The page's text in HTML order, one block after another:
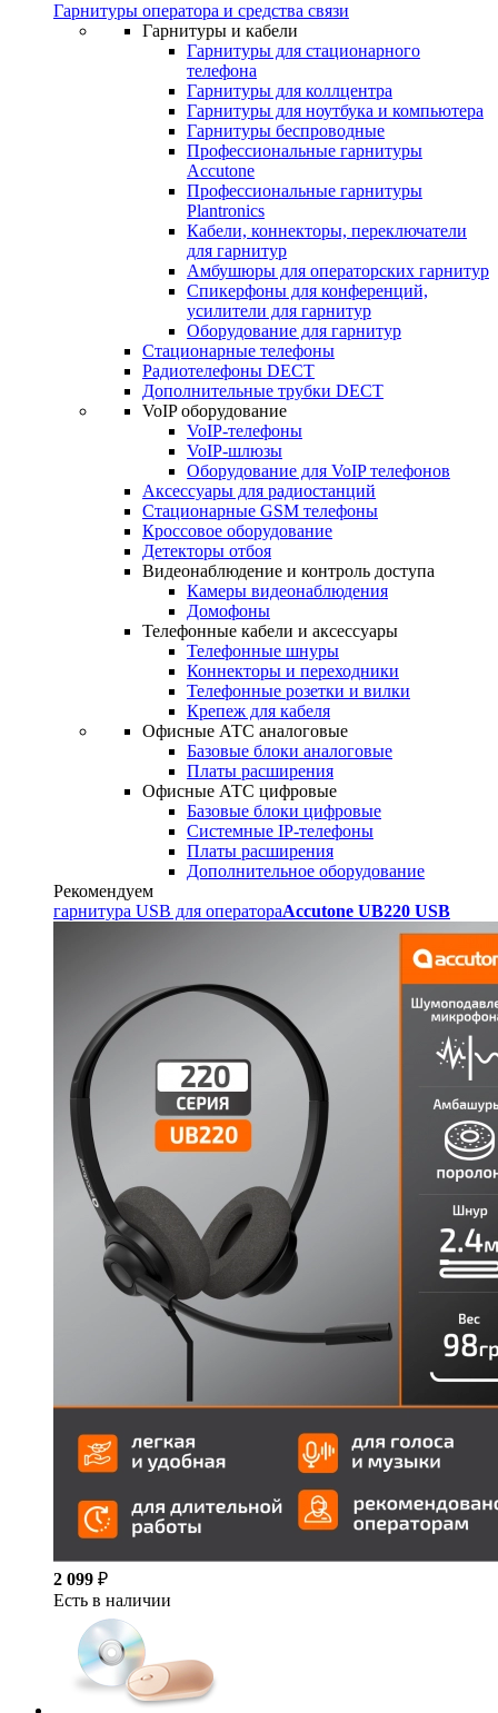
Гарнитуры оператора и средства связи
Гарнитуры и кабели
Гарнитуры для стационарного
телефона
Гарнитуры для коллцентра
Гарнитуры для ноутбука и компьютера
Гарнитуры беспроводные
Профессиональные гарнитуры
Accutone
Профессиональные гарнитуры
Plantronics
Кабели, коннекторы, переключатели
для гарнитур
Амбушюры для операторских гарнитур
Cпикерфоны для конференций,
усилители для гарнитур
Оборудование для гарнитур
Стационарные телефоны
Радиотелефоны DECT
Дополнительные трубки DECT
VoIP оборудование
VoIP-телефоны
VoIP-шлюзы
Оборудование для VoIP телефонов
Аксессуары для радиостанций
Стационарные GSM телефоны
Кроссовое оборудование
Детекторы отбоя
Видеонаблюдение и контроль доступа
Камеры видеонаблюдения
Домофоны
Телефонные кабели и аксессуары
Телефонные шнуры
Коннекторы и переходники
Телефонные розетки и вилки
Крепеж для кабеля
Офисные АТС аналоговые
Базовые блоки аналоговые
Платы расширения
Офисные АТС цифровые
Базовые блоки цифровые
Системные IP-телефоны
Платы расширения
Дополнительное оборудование
Рекомендуем
гарнитура USB для оператораAccutone UB220 USB
2 099 ₽
Есть в наличии